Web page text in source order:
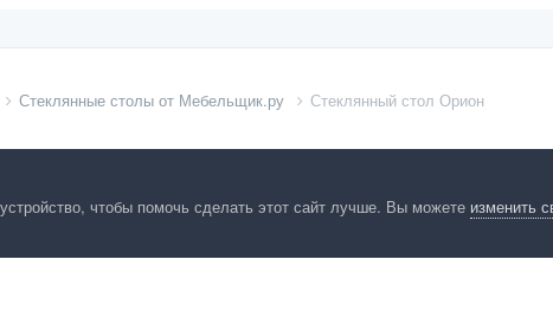
Стеклянные столы от Мебельщик.ру Стеклянный стол Орион
Язык Конфиденциальность Обратная связь Cookies Правила
чтобы помочь сделать этот сайт лучше. Вы можете изменить